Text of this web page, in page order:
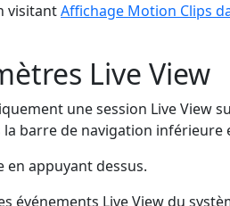
visitantAffichage Motion Clips
Live View
une session Live View
la barre de navigation inférieure
en appuyant dessus.
événements Live View du